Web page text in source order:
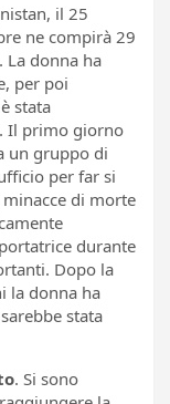
il 25
ne compirà 29
La donna ha
per poi
stata
. Il primo giorno
un gruppo di
per far si
di morte
durante
Dopo la
la donna ha
stata
. Si sono